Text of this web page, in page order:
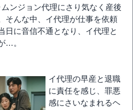
ンジョン代理にさり気なく産後
そんな中、イ代理が仕事を依頼
日に音信不通となり、イ代理と
…。
イ代理の早産と退職
に責任を感じ、罪悪
感にさいなまれるヘ